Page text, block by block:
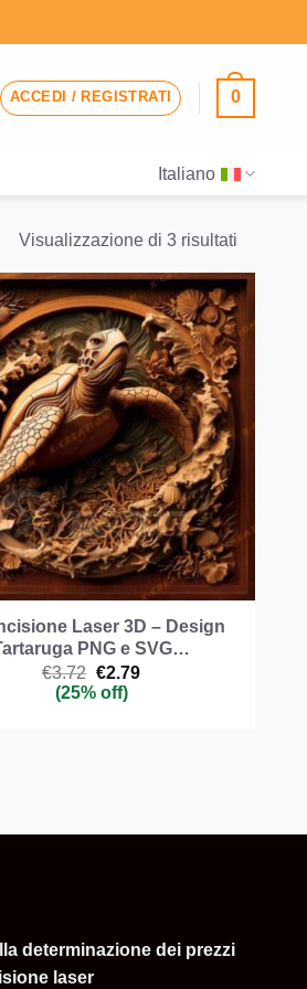
ACCEDI / REGISTRATI 0
Italiano
Visualizzazione di 3 risultati
Laser 3D – Design
PNG e SVG…
€3.72 Il
prezzo
originale
€2.79Il
(25% off)
determinazione dei prezzi
laser